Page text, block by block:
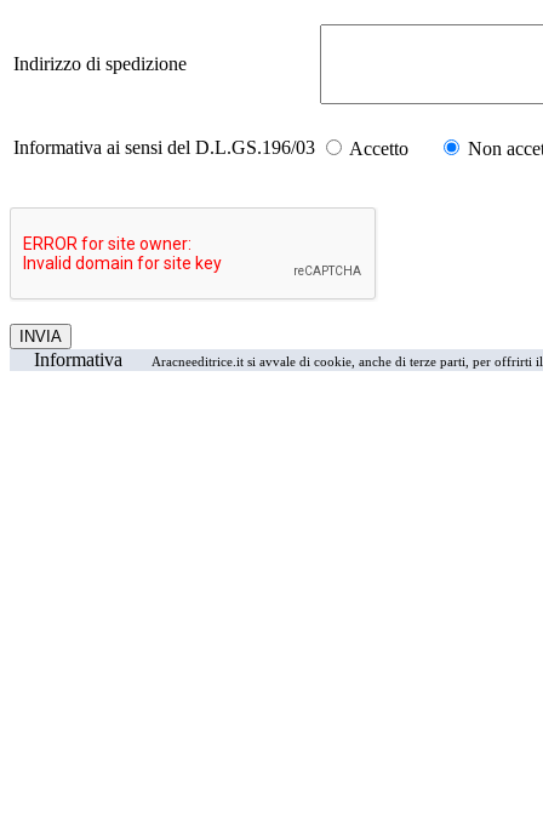
Indirizzo di spedizione
Informativa ai sensi del D.L.GS.196/03 Accetto Non
Informativa Aracneeditrice.it si avvale di cookie, anche di terze parti, per